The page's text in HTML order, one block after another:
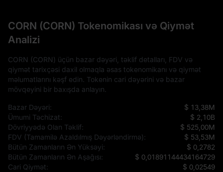
CORN (CORN) Tokenomikası və Qiymət
Analizi
CORN (CORN) üçün bazar dəyəri, təklif detalları, FDV və
qiymət tarixçəsi daxil olmaqla əsas tokenomikanı və qiymət
məlumatlarını kəşf edin. Tokenin cari dəyərini və bazar
mövqeyini bir baxışda anlayın.
Bazar Dəyəri:
$ 13,38M
Ümumi Təchizat:
$ 2,10B
Dövriyyədə Olan Təklif:
$ 525,00M
FDV (Tamamilə Azaldılmış Dəyərləndirmə):
$ 53,53M
Bütün Zamanların Ən Yüksəyi:
$ 0,2782
Bütün Zamanların Ən Aşağısı:
$ 0,01891144434164729
Cari Qiymət:
$ 0,02549